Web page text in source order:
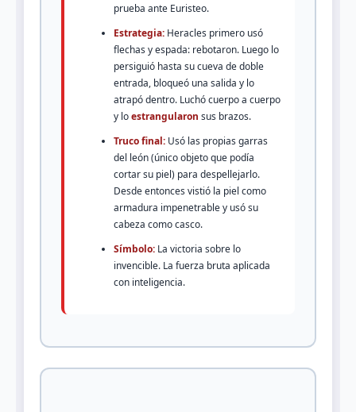
prueba ante Euristeo.
Estrategia: Heracles primero usó
flechas y espada: rebotaron. Luego lo
persiguió hasta su cueva de doble
entrada, bloqueó una salida y lo
atrapó dentro. Luchó cuerpo a cuerpo
y loestrangularon sus brazos.
Truco final: Usó las propias garras
del león (único objeto que podía
cortar su piel) para despellejarlo.
Desde entonces vistió la piel como
armadura impenetrable y usó su
cabeza como casco.
Símbolo: La victoria sobre lo
invencible. La fuerza bruta aplicada
con inteligencia.